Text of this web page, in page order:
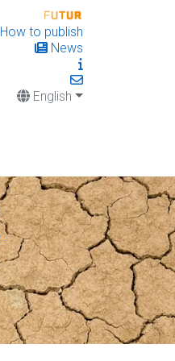
How to publish
News
English